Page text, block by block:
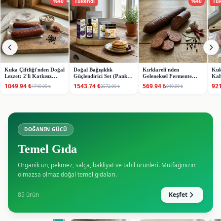
Kuka Çiftliği'nden Doğal
Lezzet: 2'li Katkısız
1049.94₺1749.90₺
Doğal Bağışıklık
Güçlendirici Set (Pankek
1543.74₺2572.90₺
Kırklareli'nden
Geleneksel Fermente
569.94₺949.90₺
🌿
DOĞANIN GÜCÜ
Temel Gıda
Organik un, pekmez, salça, bakliyat ve tahıl ürünleri. Mutfağınızın
olmazsa olmaz doğal temel gıdaları.
85 ürün Keşfet